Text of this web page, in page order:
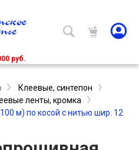
руб.
Клеевые, синтепон
ленты, кромка
м) по косой с нитью шир. 12